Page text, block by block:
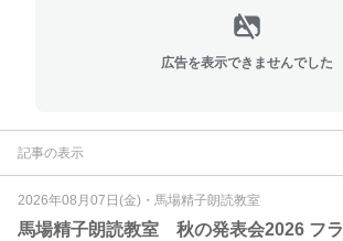
広告を表示できませんでした
記事の表示
2026年08月07日(金) ・ 馬場精子朗読教室
馬場精子朗読教室 秋の発表会2026 フラ